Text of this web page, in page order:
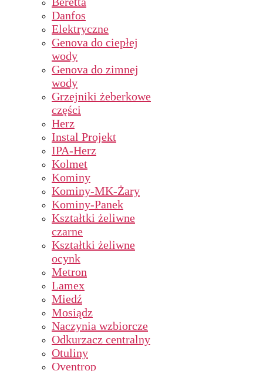
Danfos
Elektryczne
Genova do ciepłej
wody
Genova do zimnej
wody
Grzejniki żeberkowe
części
Herz
Instal Projekt
IPA-Herz
Kolmet
Kominy
Kominy-MK-Żary
Kominy-Panek
Kształtki żeliwne
czarne
Kształtki żeliwne
ocynk
Metron
Lamex
Miedź
Mosiądz
Naczynia wzbiorcze
Odkurzacz centralny
Otuliny
Oventrop